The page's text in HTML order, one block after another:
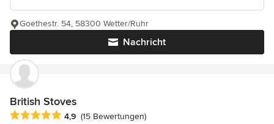
Nachricht
Goethestr. 54, 58300 Wetter/Ruhr
British Stoves
Durchschnittliche Bewertung: 4.9 von 5 Sternen
4,9 (15 Bewertungen)